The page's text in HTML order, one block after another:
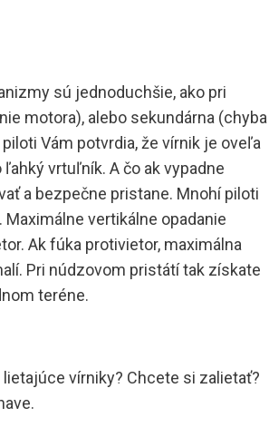
sú jednoduchšie, ako pri
motora), alebo sekundárna (chyba
Vám potvrdia, že vírnik je oveľa
vrtuľník. A čo ak vypadne
a bezpečne pristane. Mnohí piloti
vertikálne opadanie
Ak fúka protivietor, maximálna
Pri núdzovom pristátí tak získate
teréne.
vírniky? Chcete si zalietať?